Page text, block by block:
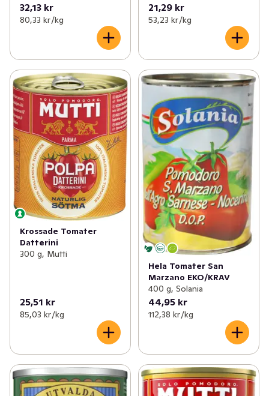
32,13 kr
80,33 kr /kg
21,29 kr
53,23 kr /kg
Krossade Tomater
Datterini
300 g, Mutti
25,51 kr
85,03 kr /kg
Hela Tomater San
Marzano EKO/KRAV
400 g, Solania
44,95 kr
112,38 kr /kg